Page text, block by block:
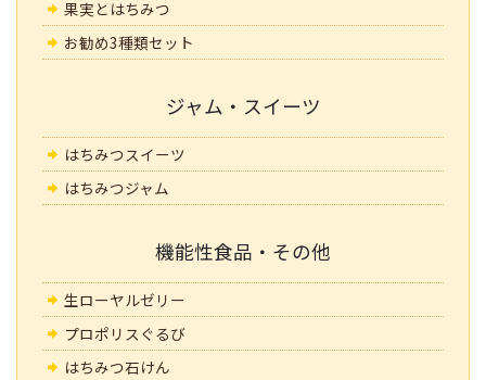
果実とはちみつ
お勧め3種類セット
ジャム・スイーツ
はちみつスイーツ
はちみつジャム
機能性食品・その他
生ローヤルゼリー
プロポリスぐるび
はちみつ石けん